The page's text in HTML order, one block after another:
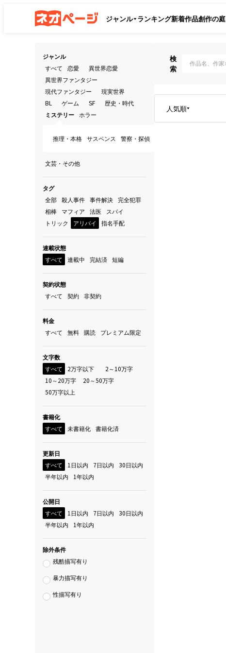
ジャンル ランキング新着作品創作の庭
ジャンル
すべて
恋愛
異世界恋愛
異世界ファンタジー
現代ファンタジー
現実世界
BL
ゲーム SF
歴史・時代
ミステリー
推理・本格 サスペンス 警察・探偵
ホラー
文芸・その他
タグ
全部 殺人事件 事件解決 完全犯罪
相棒
マフィア 法医
スパイ
トリック
アリバイ 指名手配
連載状態
すべて
連載中 完結済 短編
契約状態
すべて
契約 非契約
料金
すべて
無料 購読 プレミアム限定
文字数
すべて
2万字以下
2～10万字
10～20万字
20～50万字
50万字以上
書籍化
すべて
未書籍化 書籍化済
更新日
すべて
1日以内 7日以内
30日以内
半年以内
1年以内
公開日
すべて
1日以内 7日以内
30日以内
半年以内
1年以内
除外条件
残酷描写有り
暴力描写有り
性描写有り
検
索
人気順